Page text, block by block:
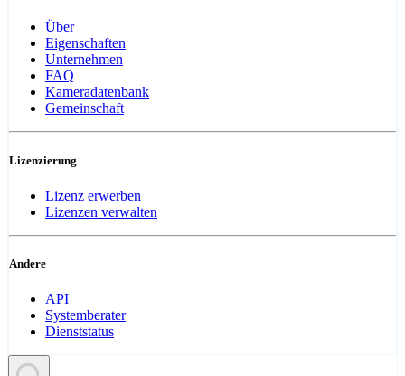
Über
Eigenschaften
Unternehmen
FAQ
Kameradatenbank
Gemeinschaft
Lizenzierung
Lizenz erwerben
Lizenzen verwalten
Andere
API
Systemberater
Dienststatus